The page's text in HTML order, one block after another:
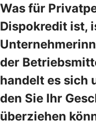
Was für
Dispokredit ist,
der
handelt es sich
den Sie Ihr
überziehen